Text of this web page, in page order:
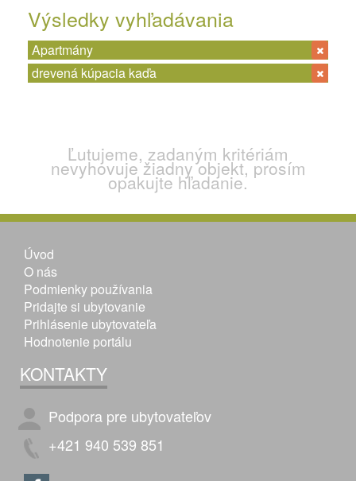
Výsledky vyhľadávania
Apartmány
drevená kúpacia kaďa
Ľutujeme, zadaným kritériám
nevyhovuje žiadny objekt, prosím
opakujte hľadanie.
Úvod
O nás
Podmienky používania
Pridajte si ubytovanie
Prihlásenie ubytovateľa
Hodnotenie portálu
KONTAKTY
Podpora pre ubytovateľov
+421 940 539 851